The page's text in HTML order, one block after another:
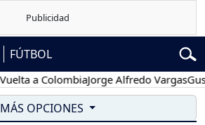
FÚTBOL
a ColombiaJorge Alfredo VargasGustavo
MÁS OPCIONES